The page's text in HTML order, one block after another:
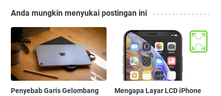
Anda mungkin menyukai postingan ini
Penyebab Garis Gelombang
Mengapa Layar LCD iPhone